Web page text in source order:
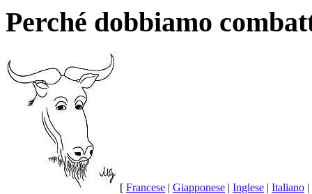
Perché dobbiamo
[ Francese | Giapponese | Inglese | Italiano |